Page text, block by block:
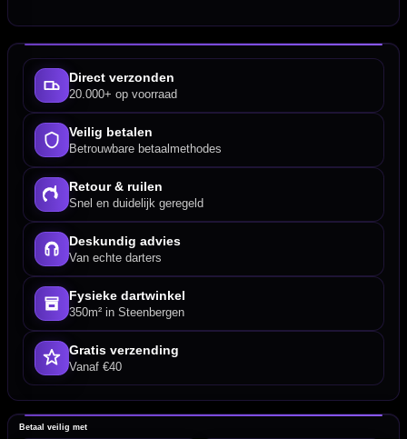
Direct verzonden
20.000+ op voorraad
Veilig betalen
Betrouwbare betaalmethodes
Retour & ruilen
Snel en duidelijk geregeld
Deskundig advies
Van echte darters
Fysieke dartwinkel
350m² in Steenbergen
Gratis verzending
Vanaf €40
Betaal veilig met